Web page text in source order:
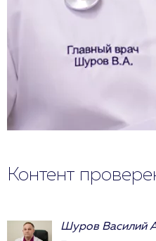
Контент
Шуров Василий